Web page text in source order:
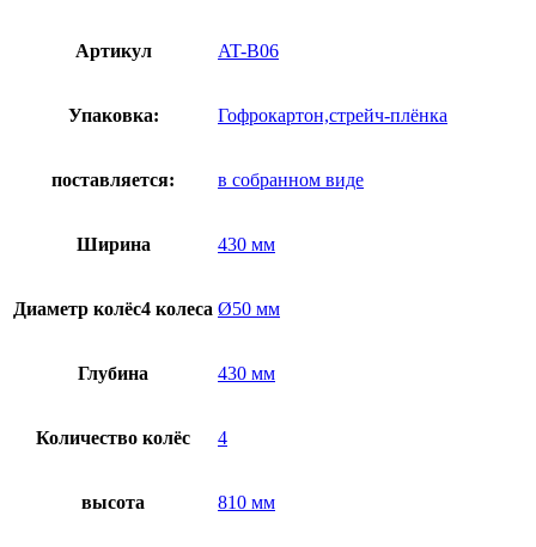
Артикул AT-B06
Упаковка: Гофрокартон,стрейч-плёнка
поставляется: в собранном виде
Ширина 430 мм
Диаметр колёс4 колеса Ø50 мм
Глубина 430 мм
Количество колёс 4
высота 810 мм